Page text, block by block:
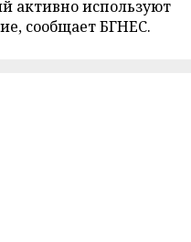
активно используют
сообщает БГНЕС.